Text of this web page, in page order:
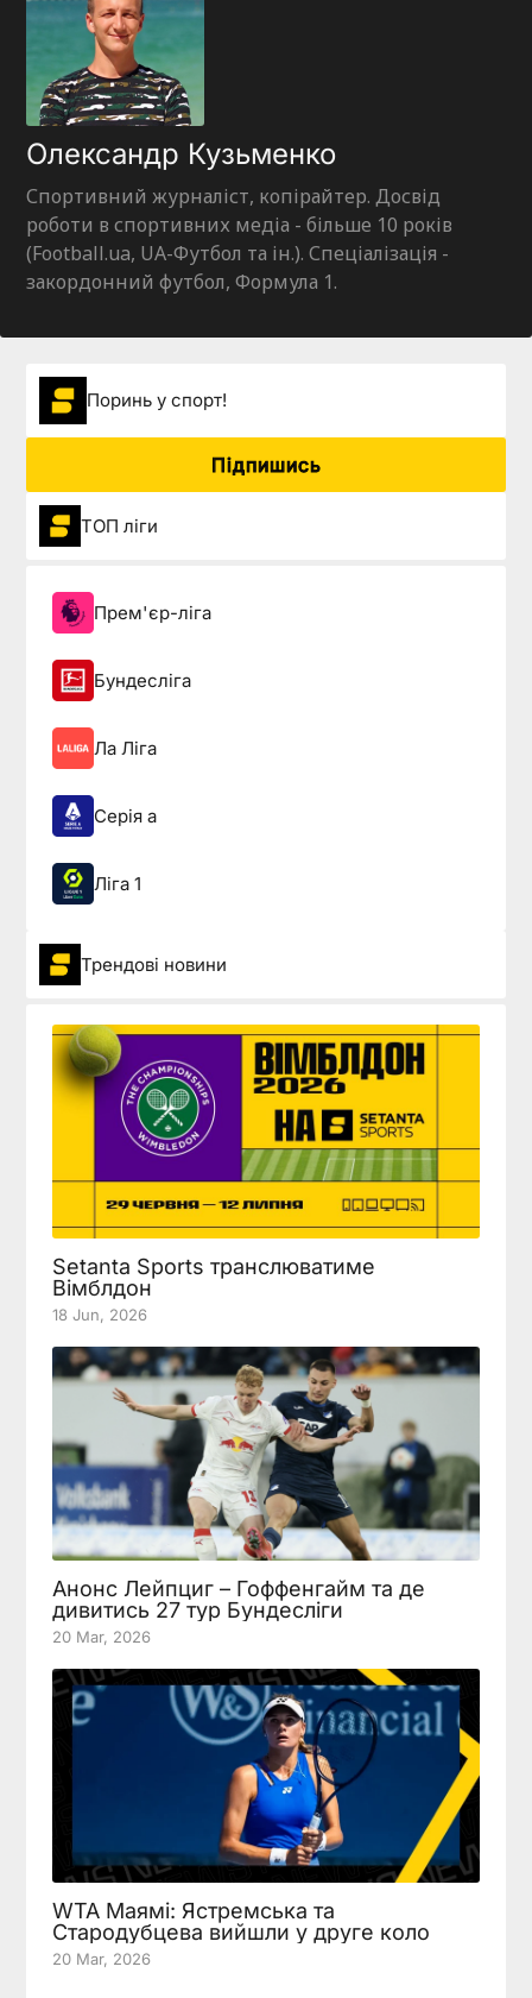
Олександр Кузьменко
Спортивний журналіст, копірайтер. Досвід
роботи в спортивних медіа - більше 10 років
(Football.ua, UA-Футбол та ін.). Спеціалізація -
закордонний футбол, Формула 1.
Поринь у спорт!
Підпишись
ТОП ліги
Прем'єр-ліга
Бундесліга
Ла Ліга
Серія а
Ліга 1
Трендові новини
Setanta Sports транслюватиме
Вімблдон
18 Jun, 2026
Анонс Лейпциг – Гоффенгайм та де
дивитись 27 тур Бундесліги
20 Mar, 2026
WTA Маямі: Ястремська та
Стародубцева вийшли у друге коло
20 Mar, 2026